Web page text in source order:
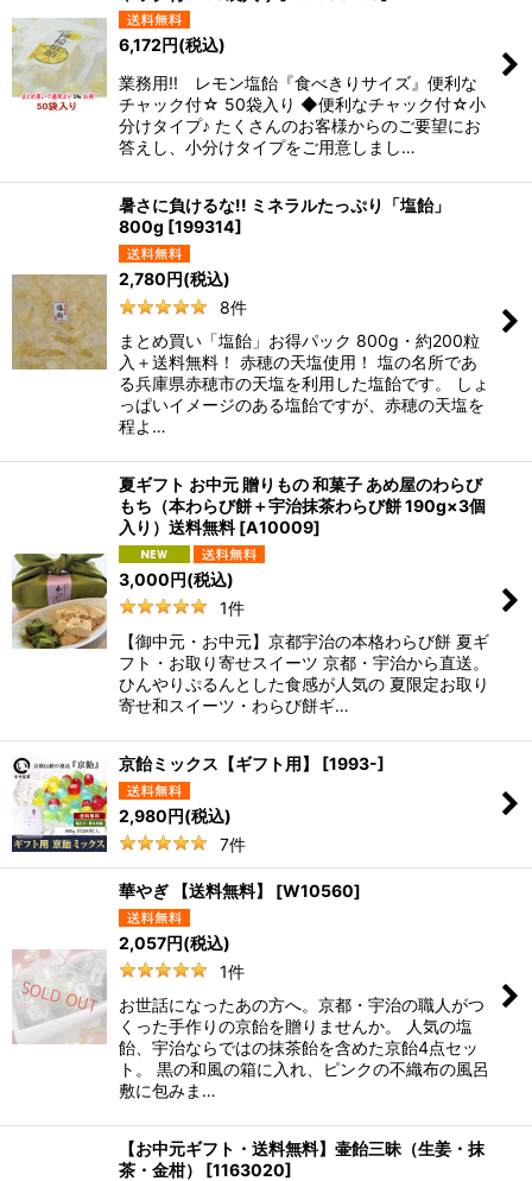
6,172円(税込)
業務用!! レモン塩飴『食べきりサイズ』便利な
チャック付☆ 50袋入り ◆便利なチャック付☆小
分けタイプ♪ たくさんのお客様からのご要望にお
答えし、小分けタイプをご用意しまし…
暑さに負けるな!! ミネラルたっぷり「塩飴」
800g [199314]
2,780円(税込)
8件
まとめ買い「塩飴」お得パック 800g・約200粒
入＋送料無料！ 赤穂の天塩使用！ 塩の名所であ
る兵庫県赤穂市の天塩を利用した塩飴です。 しょ
っぱいイメージのある塩飴ですが、赤穂の天塩を
程よ…
夏ギフト お中元 贈りもの 和菓子 あめ屋のわらび
もち（本わらび餅＋宇治抹茶わらび餅 190g×3個
入り）送料無料 [A10009]
3,000円(税込)
1件
【御中元・お中元】京都宇治の本格わらび餅 夏ギ
フト・お取り寄せスイーツ 京都・宇治から直送。
ひんやりぷるんとした食感が人気の 夏限定お取り
寄せ和スイーツ・わらび餅ギ…
京飴ミックス【ギフト用】 [1993-]
2,980円(税込)
7件
華やぎ 【送料無料】 [W10560]
2,057円(税込)
1件
お世話になったあの方へ。京都・宇治の職人がつ
くった手作りの京飴を贈りませんか。 人気の塩
飴、宇治ならではの抹茶飴を含めた京飴4点セッ
ト。 黒の和風の箱に入れ、ピンクの不織布の風呂
敷に包みま…
【お中元ギフト・送料無料】壷飴三昧（生姜・抹
茶・金柑）
[1163020]